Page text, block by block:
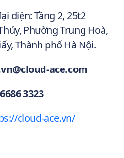
diện: Tầng 2, 25t2
Phường Trung Hoà,
Thành phố Hà Nội.
ace.com
3323
cloud-ace.vn/